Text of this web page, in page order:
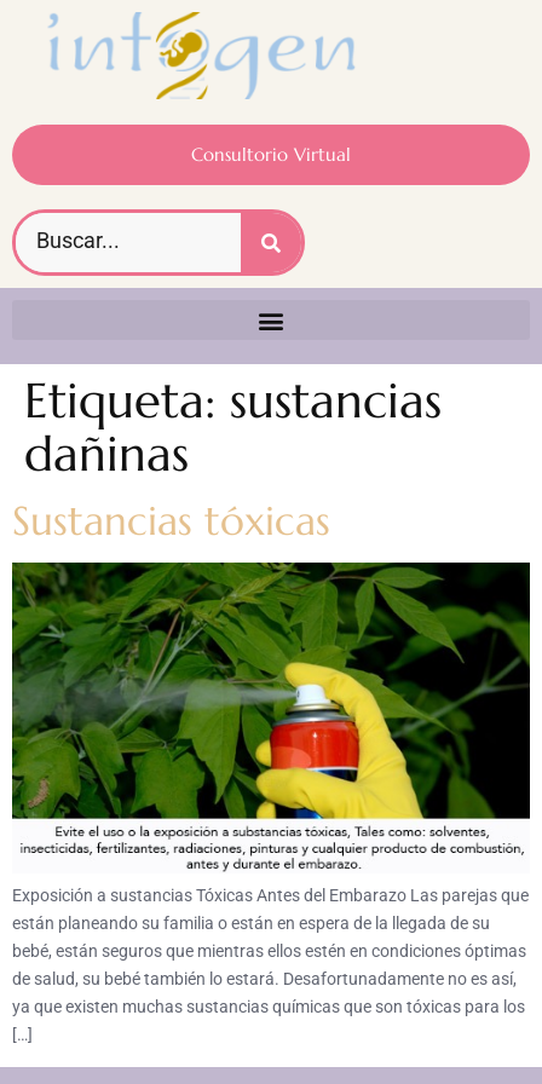
Consultorio Virtual
Etiqueta: sustancias
dañinas
Sustancias tóxicas
Exposición a sustancias Tóxicas Antes del Embarazo Las parejas que
están planeando su familia o están en espera de la llegada de su
bebé, están seguros que mientras ellos estén en condiciones óptimas
de salud, su bebé también lo estará. Desafortunadamente no es así,
ya que existen muchas sustancias químicas que son tóxicas para los
[…]